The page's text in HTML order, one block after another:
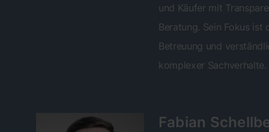
und Käufer mit
Beratung. Sein Fokus ist
Betreuung und
komplexer Sachverhalte.
Fabian